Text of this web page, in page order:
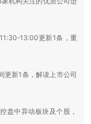
13:00更新1条，重
更新1条，解读上市公司
盘中异动板块及个股，